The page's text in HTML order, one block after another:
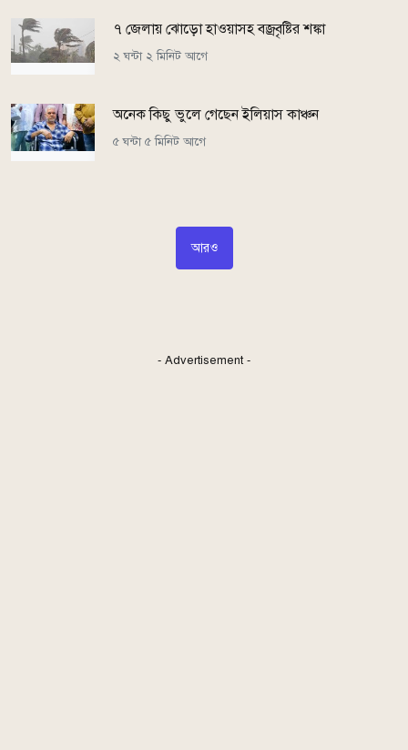
৭ জেলায় ঝোড়ো হাওয়াসহ বজ্রবৃষ্টির শঙ্কা
২ ঘন্টা ২ মিনিট আগে
অনেক কিছু ভুলে গেছেন ইলিয়াস কাঞ্চন
৫ ঘন্টা ৫ মিনিট আগে
আরও
- Advertisement -